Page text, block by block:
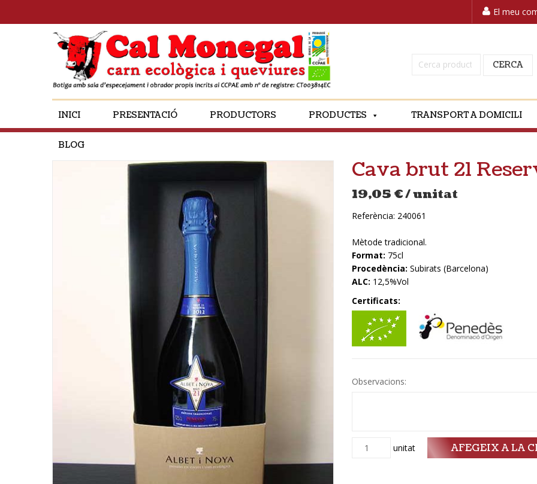
El meu
Cerca: CERCA
INICI PRESENTACIÓ PRODUCTORS PRODUCTES TRANSPORT A DOMICILI
BLOG
Cava brut 21
19,05 €/ unitat
Referència: 240061
Mètode tradicional.
Format: 75cl
Procedència: Subirats (Barcelona)
ALC: 12,5%Vol
Certificats:
Observacions:
Quantitat unitat AFEGEIX A LA